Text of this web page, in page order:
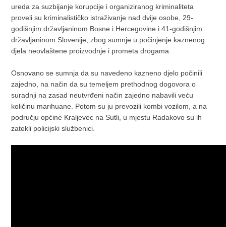
ureda za suzbijanje korupcije i organiziranog kriminaliteta
proveli su kriminalističko istraživanje nad dvije osobe, 29-
godišnjim državljaninom Bosne i Hercegovine i 41-godišnjim
državljaninom Slovenije, zbog sumnje u počinjenje kaznenog
djela neovlaštene proizvodnje i prometa drogama.
Osnovano se sumnja da su navedeno kazneno djelo počinili
zajedno, na način da su temeljem prethodnog dogovora o
suradnji na zasad neutvrđeni način zajedno nabavili veću
količinu marihuane. Potom su ju prevozili kombi vozilom, a na
području općine Kraljevec na Sutli, u mjestu Radakovo su ih
zatekli policijski službenici.